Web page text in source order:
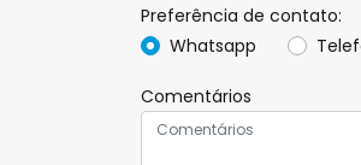
Preferência de contato:
Whatsapp
Comentários